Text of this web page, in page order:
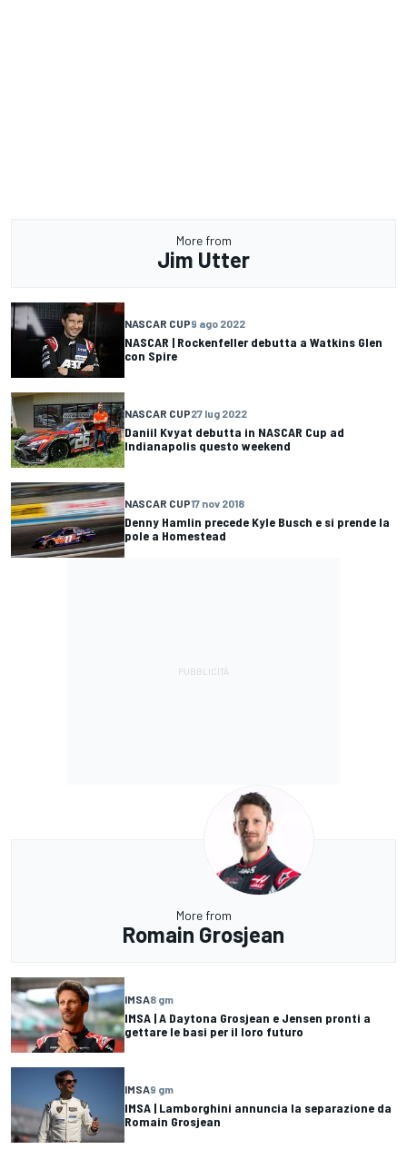
More from
Jim Utter
NASCAR CUP9 ago 2022
NASCAR | Rockenfeller debutta a Watkins Glen
con Spire
NASCAR CUP27 lug 2022
Daniil Kvyat debutta in NASCAR Cup ad
Indianapolis questo weekend
NASCAR CUP17 nov 2018
Denny Hamlin precede Kyle Busch e si prende la
pole a Homestead
More from
Romain Grosjean
IMSA8 gm
IMSA | A Daytona Grosjean e Jensen pronti a
gettare le basi per il loro futuro
IMSA9 gm
IMSA | Lamborghini annuncia la separazione da
Romain Grosjean